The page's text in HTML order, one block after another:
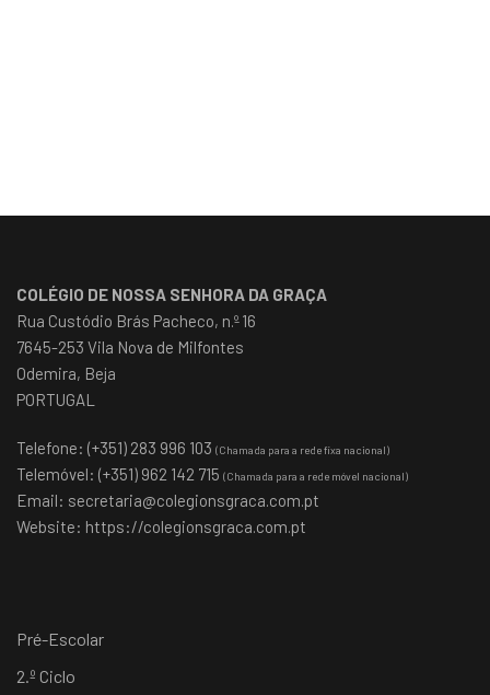
COLÉGIO DE NOSSA SENHORA DA GRAÇA
Rua Custódio Brás Pacheco, n.º 16
7645-253 Vila Nova de Milfontes
Odemira, Beja
PORTUGAL
Telefone: (+351) 283 996 103 (Chamada para a rede fixa nacional)
Telemóvel: (+351) 962 142 715 (Chamada para a rede móvel nacional)
Email: secretaria@colegionsgraca.com.pt
Website: https://colegionsgraca.com.pt
Pré-Escolar
2.º Ciclo